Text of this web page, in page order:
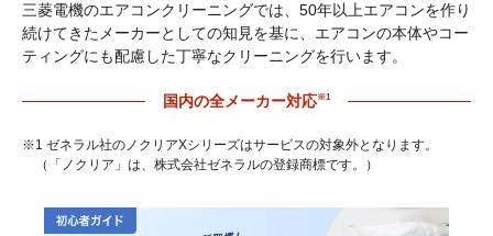
三菱電機のエアコンクリーニングでは、50年以上エアコンを作り
続けてきたメーカーとしての知見を基に、エアコンの本体やコー
ティングにも配慮した丁寧なクリーニングを行います。
国内の全メーカー対応※1
※1 ゼネラル社のノクリアXシリーズはサービスの対象外となります。
（「ノクリア」は、株式会社ゼネラルの登録商標です。）